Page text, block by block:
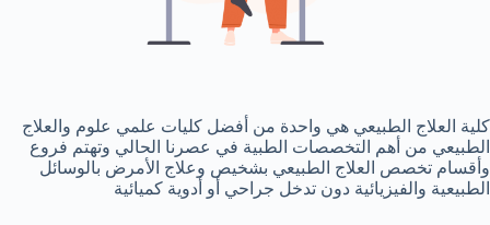
كلية العلاج الطبيعي هي واحدة من أفضل كليات علمي علوم والعلاج
الطبيعي من أهم التخصصات الطبية في عصرنا الحالي وتهتم فروع
وأقسام تخصص العلاج الطبيعي بشخيص وعلاج الأمرض بالوسائل
الطبيعية والفيزيائية دون تدخل جراحي أو أدوية كميائية